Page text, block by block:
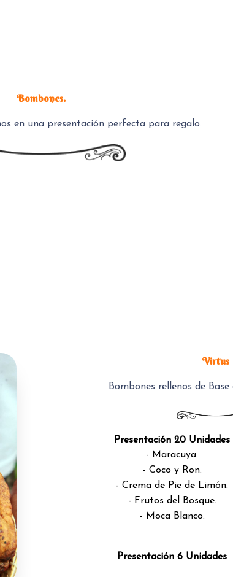
Bombones.
en una presentación perfecta para regalo.
Virtus
Bombones rellenos de
Presentación 20 Unidades
- Maracuya.
- Coco y Ron.
- Crema de Pie de Limón.
- Frutos del Bosque.
- Moca Blanco.
Presentación 6 Unidades